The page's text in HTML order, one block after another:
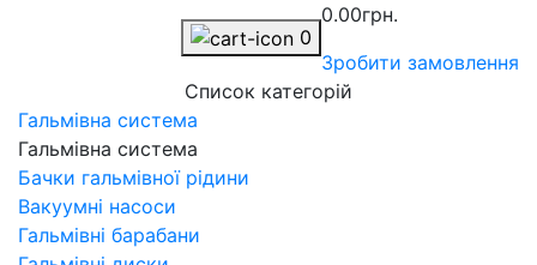
0
0.00грн.
Зробити замовлення
Список категорій
Гальмівна система
Гальмівна система
Бачки гальмівної рідини
Вакуумні насоси
Гальмівні барабани